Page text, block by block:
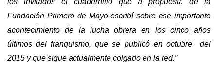
los invitados el cuadernillo que a propuesta de la
Fundación Primero de Mayo escribí sobre ese importante
acontecimiento de la lucha obrera en los cinco años
últimos del franquismo, que se publicó en octubre del
2015 y que sigue actualmente colgado en la red.”